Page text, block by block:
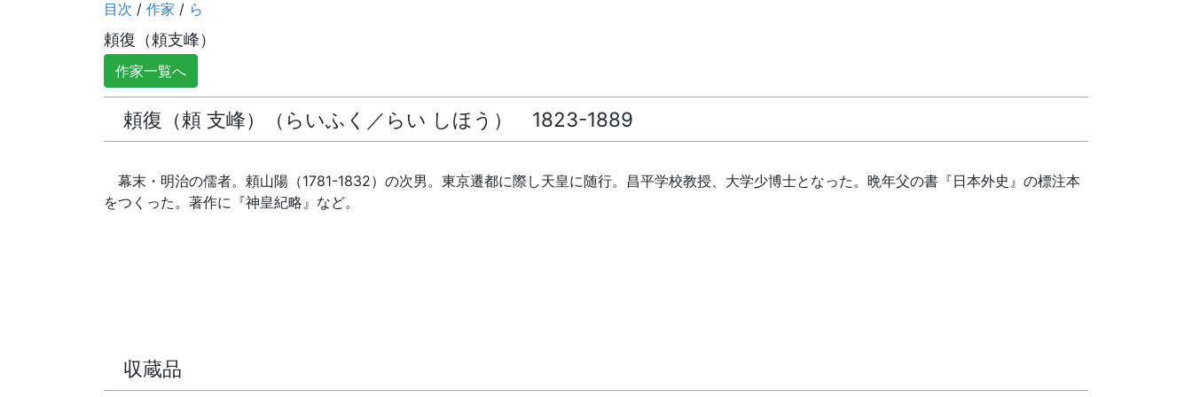
目次 / 作家 / ら
頼復（頼支峰）
作家一覧へ
頼復（頼 支峰）（らいふく／らい しほう） 1823-1889
幕末・明治の儒者。頼山陽（1781-1832）の次男。東京遷都に際し天皇に随行。昌平学校教授、大学少博士となった。晩年父の書『日本外史』の標注本
をつくった。著作に『神皇紀略』など。
収蔵品